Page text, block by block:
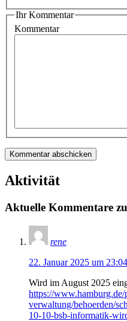
Ihr Kommentar
Kommentar
Aktivität
Aktuelle Kommentare
rene
22. Januar 2025 um 23:04
Wird im August 2025
https://
verwaltung/behoerden/
10-10-bsb-informatik-